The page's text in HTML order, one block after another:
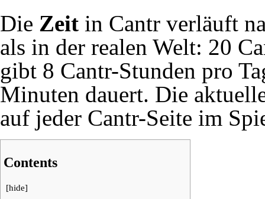
Die Zeit in Cantr verläuft
als in der realen Welt: 20
gibt 8 Cantr-Stunden pro
Minuten dauert. Die
auf jeder Cantr-Seite im
Contents
[hide]